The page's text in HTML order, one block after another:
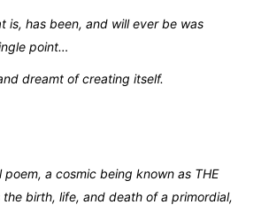
is, has been, and will ever be was
point…
dreamt of creating itself.
a cosmic being known as THE
the birth, life, and death of a primordial,